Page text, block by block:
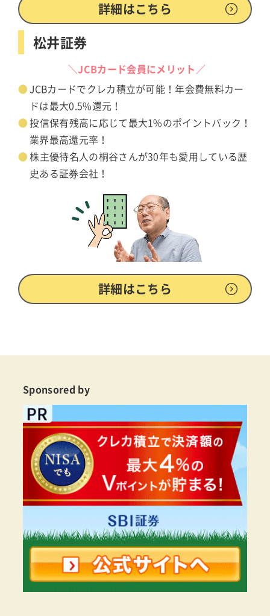
詳細はこちら
松井証券
＼JCBカード会員にメリット／
JCBカードでクレカ積立が可能！年会費無料カー
ドは最大0.5%還元！
投信保有残高に応じて最大1%のポイントバック！
業界最高還元率！
株主優待名人の桐谷さんが30年も愛用している歴
史ある証券会社！
詳細はこちら
Sponsored by